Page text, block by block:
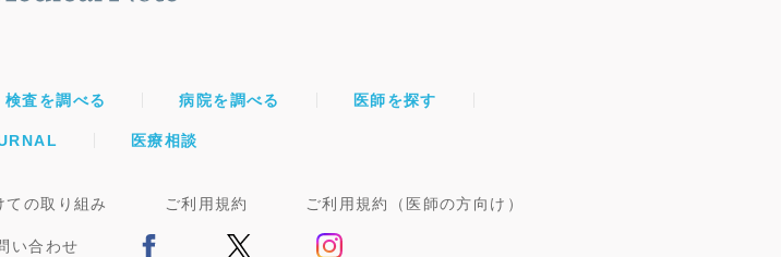
検査を調べる 病院を調べる 医師を探す
医療相談
ての取り組み ご利用規約 ご利用規約（医師の方向け）
い合わせ